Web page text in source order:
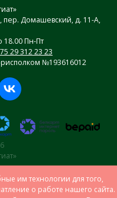
им технологии для того,
о работе нашего сайта.
пер. Домашевский, д. 11-А,
18.00 Пн-Пт
29 312 23 23
№193616012